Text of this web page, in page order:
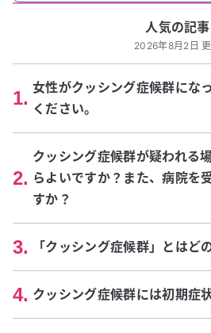
人気の記事
2026年8月2日
1. 女性がクッシング症候群にな
ください。
2.
クッシング症候群が疑われる
らよいですか？また、病院を
すか？
3. 「クッシング症候群」とはど
4. クッシング症候群には初期症